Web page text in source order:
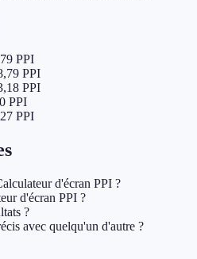
PPI
PPI
PPI
PPI
PPI
d'écran PPI ?
d'écran PPI ?
?
avec quelqu'un d'autre ?